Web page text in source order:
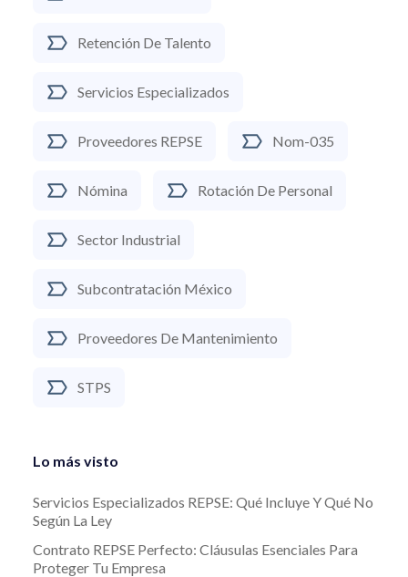
Retención De Talento
Servicios Especializados
Proveedores REPSE Nom-035
Nómina Rotación De Personal
Sector Industrial
Subcontratación México
Proveedores De Mantenimiento
STPS
Lo más visto
Servicios Especializados REPSE: Qué Incluye Y Qué No
Según La Ley
Contrato REPSE Perfecto: Cláusulas Esenciales Para
Proteger Tu Empresa